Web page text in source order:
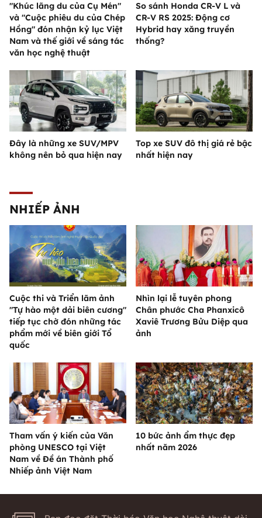
"Khúc lãng du của Cụ Mén"
và "Cuộc phiêu du của Chép
Hồng" đón nhận kỷ lục Việt
Nam và thế giới về sáng tác
văn học nghệ thuật
So sánh Honda CR-V L và
CR-V RS 2025: Động cơ
Hybrid hay xăng truyền
thống?
Đây là những xe SUV/MPV
không nên bỏ qua hiện nay
Top xe SUV đô thị giá rẻ bậc
nhất hiện nay
NHIẾP ẢNH
Cuộc thi và Triển lãm ảnh
"Tự hào một dải biên cương"
tiếp tục chờ đón những tác
phẩm mới về biên giới Tổ
quốc
Nhìn lại lễ tuyên phong
Chân phước Cha Phanxicô
Xaviê Trương Bửu Diệp qua
ảnh
Tham vấn ý kiến của Văn
phòng UNESCO tại Việt
Nam về Đề án Thành phố
Nhiếp ảnh Việt Nam
10 bức ảnh ẩm thực đẹp
nhất năm 2026